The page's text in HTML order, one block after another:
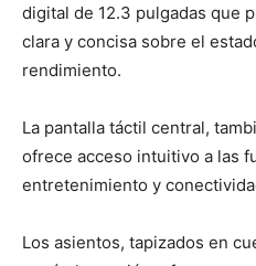
digital de 12.3 pulgadas que
clara y concisa sobre el
rendimiento.
La pantalla táctil central,
ofrece acceso intuitivo a las
entretenimiento y
Los asientos, tapizados en